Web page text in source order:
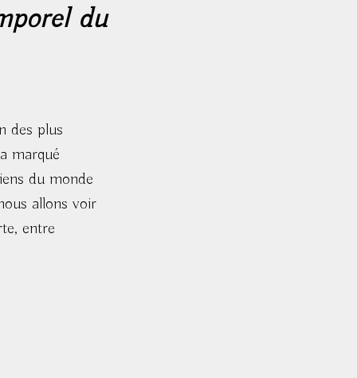
du
des plus
marqué
du monde
allons voir
entre